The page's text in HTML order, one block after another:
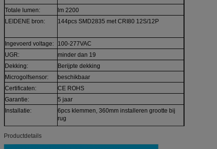
Totale lumen:
lm 2200
LEIDENE bron:
144pcs SMD2835 met CRI80 12S/12P
Ingevoerd voltage:
100-277VAC
UGR:
minder dan 19
Dekking:
Berijpte dekking
Microgolfsensor:
beschikbaar
Certificaten:
CE ROHS
Garantie:
5 jaar
Installatie:
6pcs klemmen, 360mm installeren grootte bij
rug
Productdetails